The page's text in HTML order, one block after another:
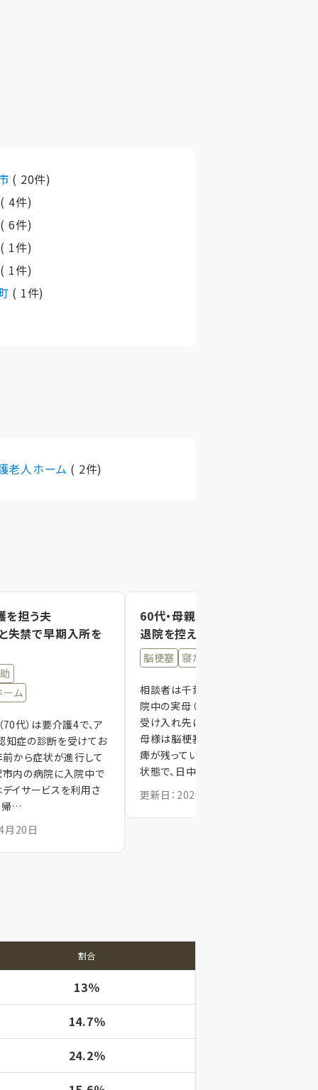
( 20件)
( 4件)
( 6件)
( 1件)
( 1件)
( 1件)
老人ホーム ( 2件)
を担う夫
失禁で早期入所を
ム
代）は要介護4で、ア
知症の診断を受けてお
前から症状が進行して
市内の病院に入院中で
イサービスを利用さ
帰…
月20日
60代・母親の介護を担う長男
退院を控えた母の入居先不足
脳梗塞 寝たきり
相談者は千葉県長生郡在住の長男で、
院中の実母（86歳・要介護4）の退院後の
受け入れ先について相談されました。お
母様は脳梗塞の既往があり、左半身に
痺が残っています。現在は寝たきりに近
状態で、日中はベ…
更新日：2026年4月18日
割合
13％
14.7％
24.2％